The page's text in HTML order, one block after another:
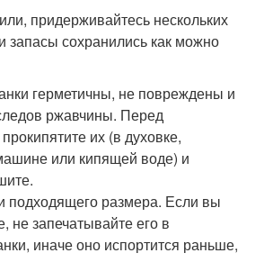
придерживайтесь нескольких
запасы сохранились как можно
герметичны, не повреждены и
ржавчины. Перед
их (в духовке,
или кипящей воде) и
подходящего размера. Если вы
не запечатывайте его в
иначе оно испортится раньше,